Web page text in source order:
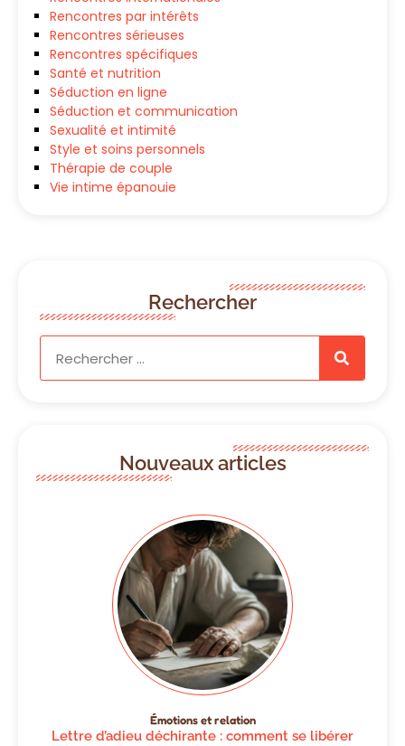
Rencontres par intérêts
Rencontres sérieuses
Rencontres spécifiques
Santé et nutrition
Séduction en ligne
Séduction et communication
Sexualité et intimité
Style et soins personnels
Thérapie de couple
Vie intime épanouie
Rechercher
Nouveaux articles
Émotions et relation
Lettre d’adieu déchirante : comment se libérer